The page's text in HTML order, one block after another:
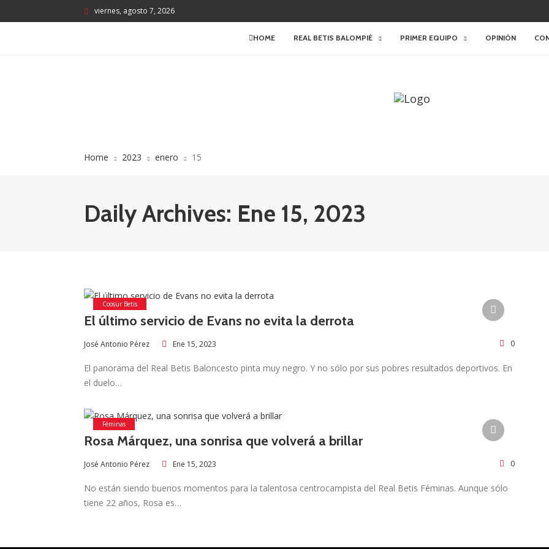
viernes, agosto 7, 2026
HOME REAL BETIS BALOMPIÉ PRIMER EQUIPO OPINIÓN
Home 2023 enero 15
Daily Archives: Ene 15, 2023
Coosur Betis
El último servicio de Evans no evita la derrota
José Antonio Pérez Ene 15, 2023 0
El panorama del Real Betis Baloncesto pinta muy negro. Y no sólo por sus pobres resultados deportivos. En
el duelo…
Féminas
Rosa Márquez, una sonrisa que volverá a brillar
José Antonio Pérez Ene 15, 2023 0
No están siendo buenos momentos para la talentosa centrocampista del Real Betis Féminas. Aunque sólo
tiene 22 años, Rosa es…